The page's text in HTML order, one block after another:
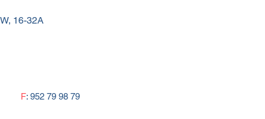
16-32A
F: 952 79 98 79